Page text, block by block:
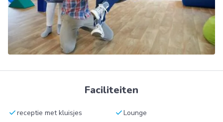
Faciliteiten
checkreceptie met kluisjes checkLounge